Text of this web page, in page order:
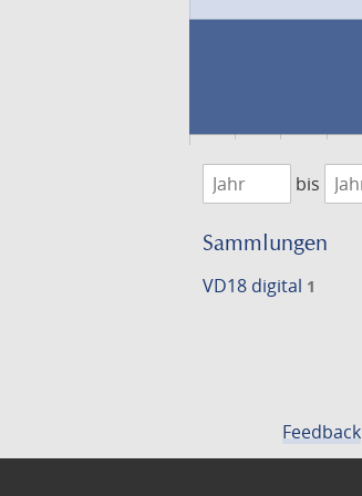
1769
bis
Sammlungen
VD18 digital 1
Feedback